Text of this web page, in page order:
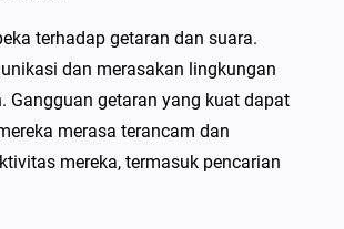
terhadap getaran dan suara.
dan merasakan lingkungan
Gangguan getaran yang kuat dapat
merasa terancam dan
mereka, termasuk pencarian